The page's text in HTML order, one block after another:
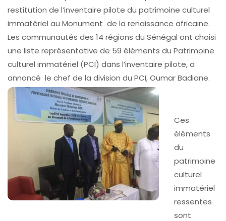
restitution de l’inventaire pilote du patrimoine culturel
immatériel au Monument de la renaissance africaine.
Les communautés des 14 régions du Sénégal ont choisi
une liste représentative de 59 éléments du Patrimoine
culturel immatériel (PCI) dans l’inventaire pilote, a
annoncé le chef de la division du PCI, Oumar Badiane.
Ces
éléments
du
patrimoine
culturel
immatériel
ressentes
sont